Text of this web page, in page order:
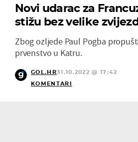
Novi udarac za
stižu bez velike
Zbog ozljede Paul Pogba
prvenstvo u Katru.
GOL.HR31.10.2022 @ 17:42
KOMENTARI